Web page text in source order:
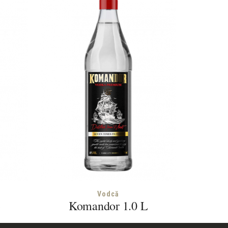
Vodcă
Komandor 1.0 L